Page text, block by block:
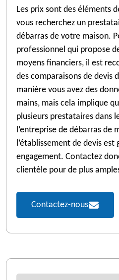
Les prix sont des éléments
vous recherchez un
débarras de votre maison.
professionnel qui propose
moyens financiers, il est
des comparaisons de devis
manière vous avez des
mains, mais cela implique
plusieurs prestataires dans
l’entreprise de débarras de
l’établissement de devis est
engagement. Contactez
clientèle pour de plus
Contactez-nous